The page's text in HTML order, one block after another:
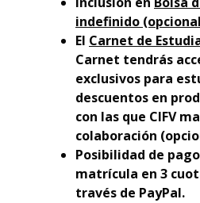
indefinido
El Carnet de
Carnet tendrás
exclusivos para
descuentos en
con las que CIFV
colaboración
Posibilidad de
matrícula en 3
través de PayPal.